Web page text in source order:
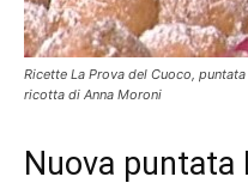
Ricette La Prova del Cuoco,
ricotta di Anna Moroni
Nuova puntata